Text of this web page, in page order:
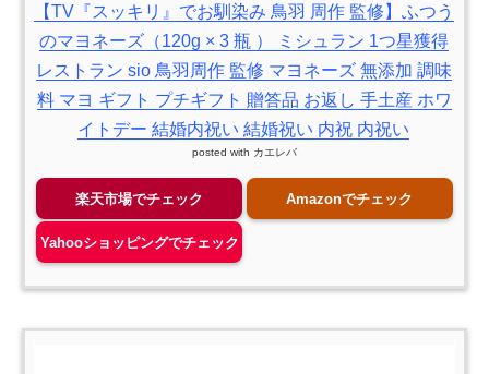
【TV『スッキリ』でお馴染み 鳥羽 周作 監修】ふつう
のマヨネーズ（120g × 3 瓶 ） ミシュラン 1つ星獲得
レストラン sio 鳥羽周作 監修 マヨネーズ 無添加 調味
料 マヨ ギフト プチギフト 贈答品 お返し 手土産 ホワ
イトデー 結婚内祝い 結婚祝い 内祝 内祝い
posted with カエレバ
楽天市場でチェック Amazonでチェック
Yahooショッピングでチェック